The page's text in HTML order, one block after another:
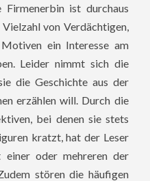
ist durchaus
von Verdächtigen,
ein Interesse am
Leider nimmt sich die
die Geschichte aus der
erzählen will. Durch die
bei denen sie stets
kratzt, hat der Leser
oder mehreren der
stören die häufigen